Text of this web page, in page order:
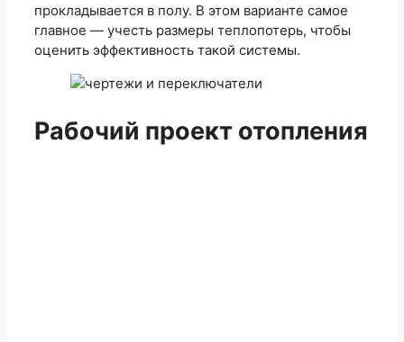
прокладывается в полу. В этом варианте самое
главное — учесть размеры теплопотерь, чтобы
оценить эффективность такой системы.
Рабочий проект отопления